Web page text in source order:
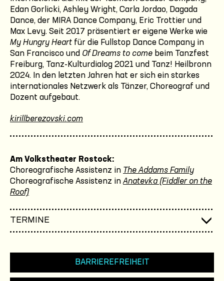
Edan Gorlicki, Ashley Wright, Carla Jordao, Dagada
Dance, der MIRA Dance Company, Eric Trottier und
Max Levy. Seit 2017 präsentiert er eigene Werke wie
My Hungry Heart für die Fullstop Dance Company in
San Francisco und Of Dreams to come beim Tanzfest
Freiburg, Tanz-Kulturdialog 2021 und Tanz! Heilbronn
2024. In den letzten Jahren hat er sich ein starkes
internationales Netzwerk als Tänzer, Choreograf und
Dozent aufgebaut.
kirillberezovski.com
Am Volkstheater Rostock:
Choreografische Assistenz in The Addams Family
Choreografische Assistenz in Anatevka (Fiddler on the
Roof)
TERMINE
BARRIEREFREIHEIT